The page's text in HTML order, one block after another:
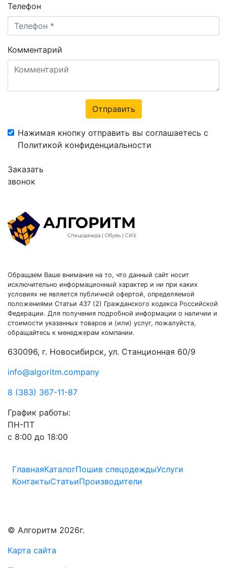
Телефон
Комментарий
Отправить
Нажимая кнопку отправить вы соглашаетесь с
Политикой конфиденциальности
Заказать
звонок
Обращаем Ваше внимание на то, что данный сайт носит
исключительно информационный характер и ни при каких
условиях не является публичной офертой, определяемой
положениями Статьи 437 (2) Гражданского кодекса Российской
Федерации. Для получения подробной информации о наличии и
стоимости указанных товаров и (или) услуг, пожалуйста,
обращайтесь к менеджерам компании.
630096, г. Новосибирск, ул. Станционная 60/9
info@algoritm.company
8 (383) 367-11-87
График работы:
ПН-ПТ
с 8:00 до 18:00
ГлавнаяКаталогПошив спецодеждыУслуги
КонтактыСтатьиПроизводители
© Алгоритм 2026г.
Карта сайта